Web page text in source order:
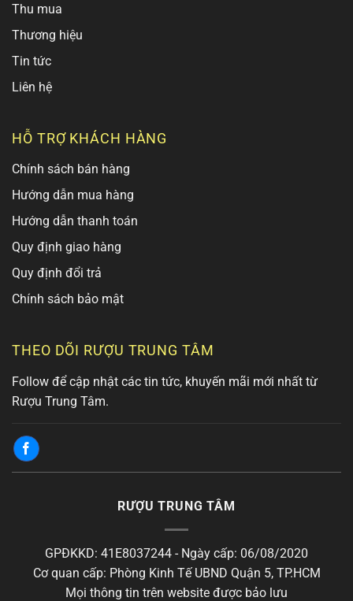
Thu mua
Thương hiệu
Tin tức
Liên hệ
HỖ TRỢ KHÁCH HÀNG
Chính sách bán hàng
Hướng dẫn mua hàng
Hướng dẫn thanh toán
Quy định giao hàng
Quy định đổi trả
Chính sách bảo mật
THEO DÕI RƯỢU TRUNG TÂM
Follow để cập nhật các tin tức, khuyến mãi mới nhất từ
Rượu Trung Tâm.
RƯỢU TRUNG TÂM
GPĐKKD: 41E8037244 - Ngày cấp: 06/08/2020
Cơ quan cấp: Phòng Kinh Tế UBND Quận 5, TP.HCM
Mọi thông tin trên website được bảo lưu